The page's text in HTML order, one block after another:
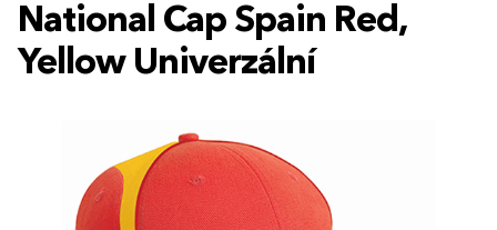
National Cap Spain Red,
Yellow Univerzální